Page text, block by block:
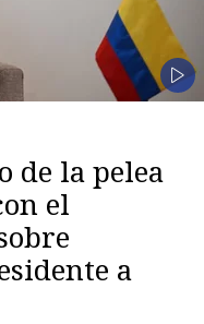
de la pelea
el
a